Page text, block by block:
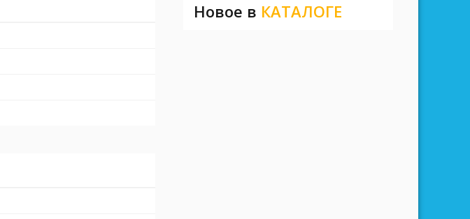
Новое в КАТАЛОГЕ